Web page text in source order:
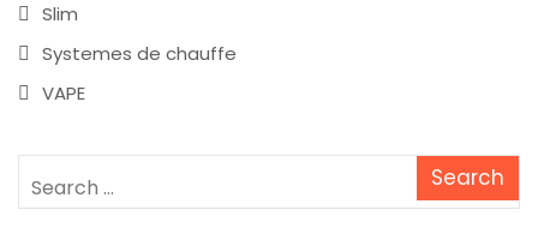
Slim
Systemes de chauffe
VAPE